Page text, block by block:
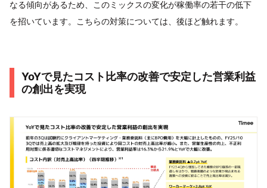
なる傾向があるため、このミックスの変化が稼働率の若干の低下
を招いています。こちらの対策については、後ほど触れます。
YoYで見たコスト比率の改善で安定した営業利益
の創出を実現